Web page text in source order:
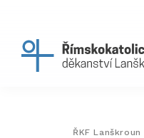
ŘKF Lanškroun